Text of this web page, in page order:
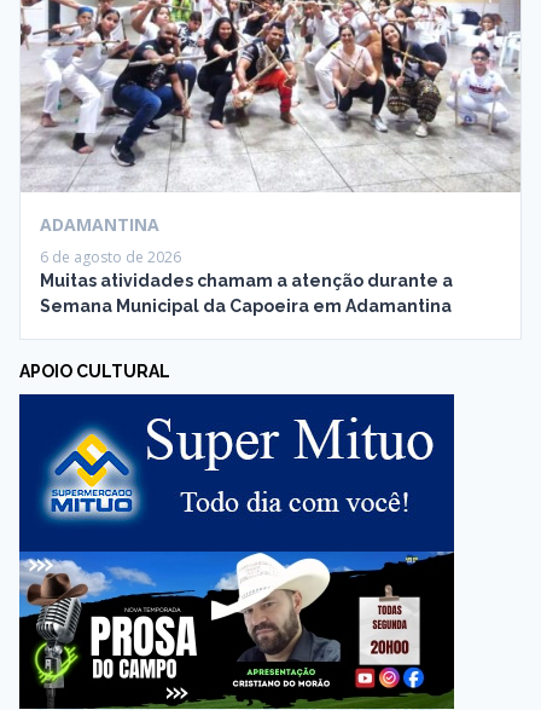
ADAMANTINA
6 de agosto de 2026
Muitas atividades chamam a atenção durante a
Semana Municipal da Capoeira em Adamantina
APOIO CULTURAL